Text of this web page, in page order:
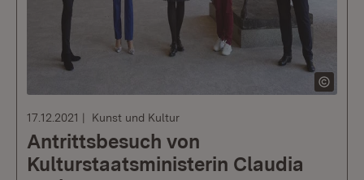
17.12.2021 Kunst und Kultur
Antrittsbesuch von
Kulturstaatsministerin Claudia